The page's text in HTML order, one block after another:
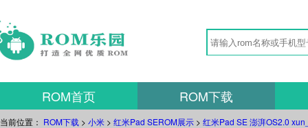
ROM首页 ROM下载
当前位置： ROM下载 > 小米 > 红米Pad SEROM展示 > 红米Pad SE 澎湃OS2.0